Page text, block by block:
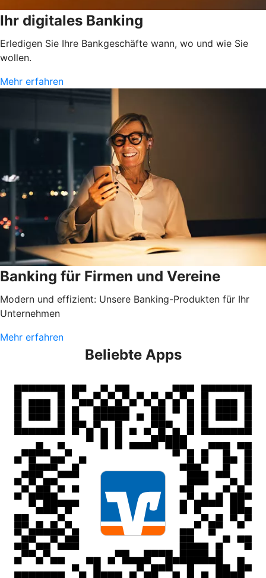
Ihr digitales Banking
Erledigen Sie Ihre Bankgeschäfte wann, wo und wie Sie
wollen.
Mehr erfahren
Banking für Firmen und Vereine
Modern und effizient: Unsere Banking-Produkten für Ihr
Unternehmen
Mehr erfahren
Beliebte Apps